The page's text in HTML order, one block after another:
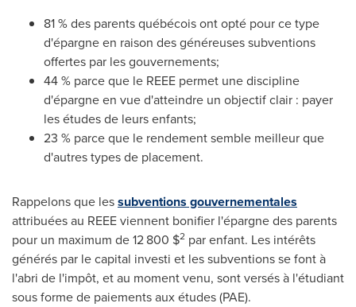
81 % des parents québécois ont opté pour ce type
d'épargne en raison des généreuses subventions
offertes par les gouvernements;
44 % parce que le REEE permet une discipline
d'épargne en vue d'atteindre un objectif clair : payer
les études de leurs enfants;
23 % parce que le rendement semble meilleur que
d'autres types de placement.
Rappelons que lessubventions gouvernementales
attribuées au REEE viennent bonifier l'épargne des parents
pour un maximum de 12 800 $2 par enfant. Les intérêts
générés par le capital investi et les subventions se font à
l'abri de l'impôt, et au moment venu, sont versés à l'étudiant
sous forme de paiements aux études (PAE).